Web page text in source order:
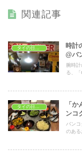
関連記事
時計
@バ
腕時
る、
「
ンコ
バン
のある